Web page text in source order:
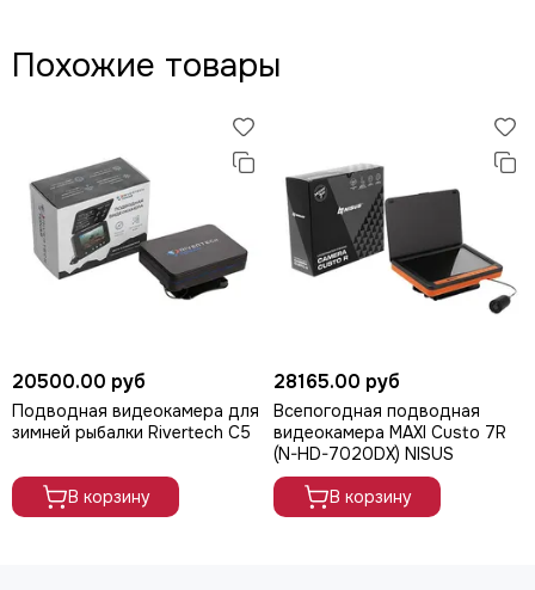
Похожие товары
20500.00 руб
Подводная видеокамера для
зимней рыбалки Rivertech C5
В корзину
28165.00 руб
Всепогодная подводная
видеокамера MAXI Custo 7R
(N-HD-7020DX) NISUS
В корзину